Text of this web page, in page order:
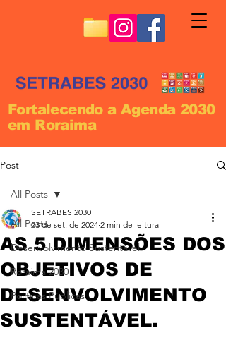
Fortalecendo a Agenda 2030
em Roraima
Post
All Posts
Desenvolvimento Sustentável
Roraima 2030
Políticas Públicas
All Posts
AS 5 DIMENSÕES DOS
OBJETIVOS DE
DESENVOLVIMENTO
SUSTENTÁVEL.
SETRABES 2030
23 de set. de 2024 2 min de leitura